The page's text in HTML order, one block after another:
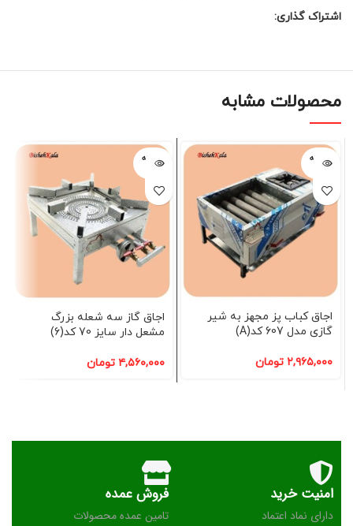
اشتراک گذاری:
محصولات مشابه
فروخته
شده
اجاق کباب پز مجهز به شیر
گازی مدل 607 کد(A)
۲,۹۶۵,۰۰۰ تومان
فروخته
شده
اجاق گاز سه شعله بزرگ
مشعل دار سایز 70 کد(6)
۴,۵۶۰,۰۰۰ تومان
امنیت خرید
دارای نماد اعتماد
فروش عمده
تامین عمده محصولات